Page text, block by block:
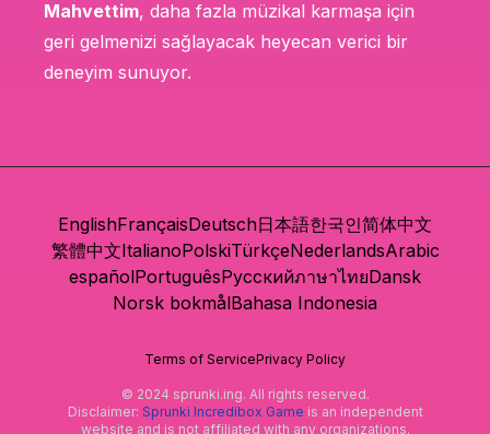
Mahvettim, daha fazla müzikal karmaşa için
geri gelmenizi sağlayacak heyecan verici bir
deneyim sunuyor.
EnglishFrançaisDeutsch日本語한국인简体中文
繁體中文ItalianoPolskiTürkçeNederlandsArabic
españolPortuguêsРусскийภาษาไทยDansk
Norsk bokmålBahasa Indonesia
Terms of ServicePrivacy Policy
© 2024 sprunki.ing. All rights reserved.
Disclaimer: Sprunki Incredibox Game is an independent
website and is not affiliated with any organizations.